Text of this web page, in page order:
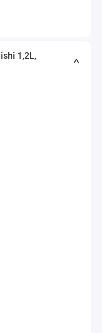
1,2L,